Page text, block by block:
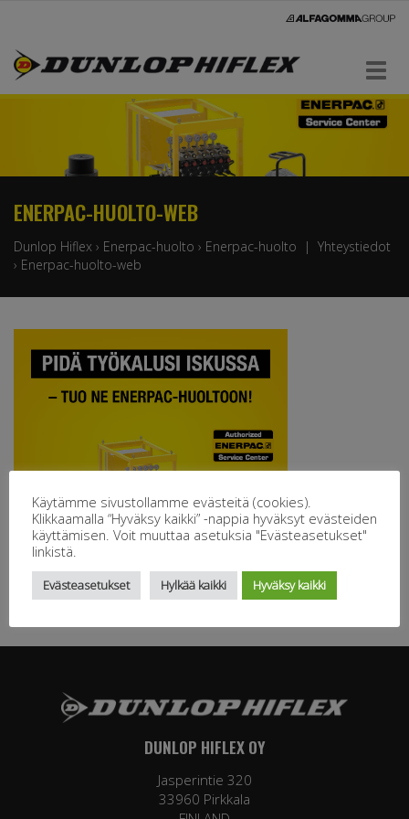
Navigaatio
ENERPAC-HUOLTO-WEB
Dunlop Hiflex › Enerpac-huolto › Enerpac-huolto | Yhteystiedot
› Enerpac-huolto-web
DUNLOP HIFLEX OY
Jasperintie 320
33960 Pirkkala
Käytämme sivustollamme evästeitä (cookies).
Klikkaamalla “Hyväksy kaikki” -nappia hyväksyt evästeiden
käyttämisen. Voit muuttaa asetuksia "Evästeasetukset"
linkistä.
Evästeasetukset Hylkää kaikki Hyväksy kaikki